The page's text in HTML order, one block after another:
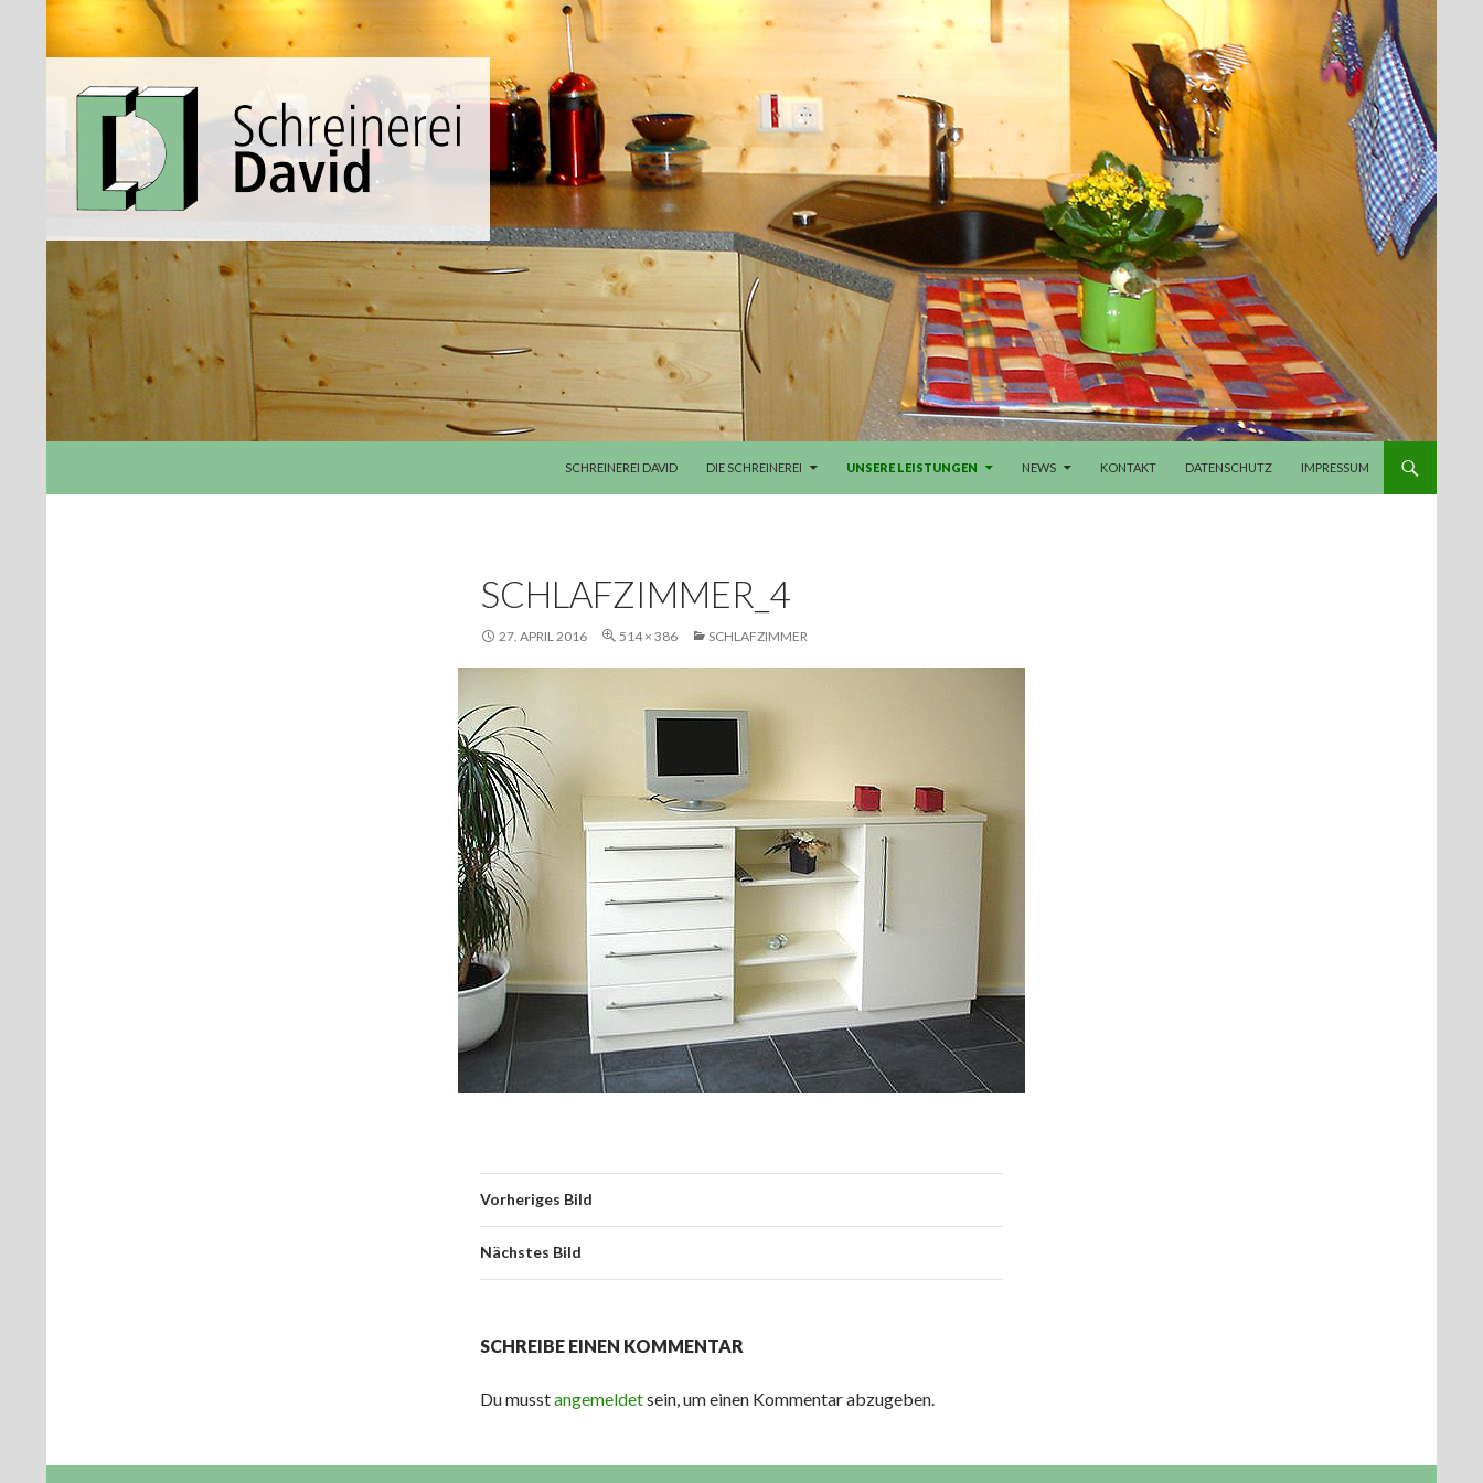
SCHREINEREI DAVID
DIE SCHREINEREI UNSERE LEISTUNGEN NEWS KONTAKT DATENSCHUTZ IMPRESSUM
SCHLAFZIMMER_4
27. APRIL 2016 514 × 386 SCHLAFZIMMER
Vorheriges Bild
Nächstes Bild
SCHREIBE EINEN KOMMENTAR
Du musstangemeldetsein, um einen Kommentar abzugeben.